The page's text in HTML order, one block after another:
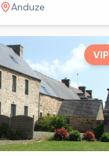
Anduze
VIP